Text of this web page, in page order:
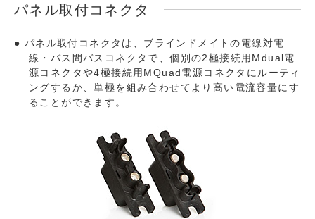
パネル取付コネクタ
パネル取付コネクタは、ブラインドメイトの電線対電
線・バス間バスコネクタで、個別の2極接続用Mdual電
源コネクタや4極接続用MQuad電源コネクタにルーティ
ングするか、単極を組み合わせてより高い電流容量にす
ることができます。